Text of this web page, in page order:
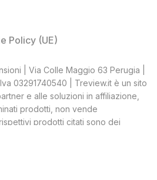
Policy (UE)
| Via Colle Maggio 63 Perugia |
03291740540 | Treview.it è un sito
e alle soluzioni in affiliazione,
prodotti, non vende
prodotti citati sono dei